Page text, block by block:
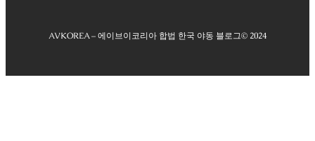
AVKOREA – 에이브이코리아 합법 한국 야동 블로그© 2024